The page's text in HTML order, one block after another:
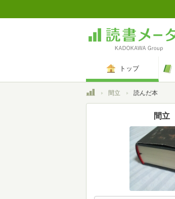
トップ
トップ間立 読んだ本
間立